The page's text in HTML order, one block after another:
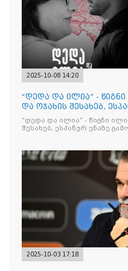
2025-10-08 14:20
“დედა და ილია” -
და ოჯახის შესახებ,
“დედა და ილია” - წიგნი
შესახებ, ესპანურ ენაზე
2025-10-03 17:18